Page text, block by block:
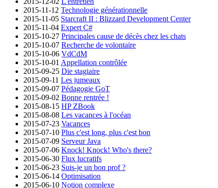
2015-11-12 Technologie générationnelle
2015-11-05 Starcraft II : Blizzard Development Center
2015-11-04 Expert C#
2015-10-27 Principales cause de décès chez les chats
2015-10-07 Recherche de volontaire
2015-10-06 VdCdM
2015-10-01 Appellation contrôlée
2015-09-25 Die stagiaire
2015-09-11 Les jumeaux
2015-09-07 Pédagogie GoT
2015-09-02 Bonne rentrée !
2015-08-15 HP ZBook
2015-08-08 Les vacances à l'océan
2015-07-23 Vacances
2015-07-10 Plus c'est long, plus c'est bon
2015-07-09 Serveur Java
2015-07-06 Knock! Knock! Who's there?
2015-06-30 Flux lucratifs
2015-06-23 Suis-je un bon prof ?
2015-06-14 Optimisation
2015-06-10 Notion complexe